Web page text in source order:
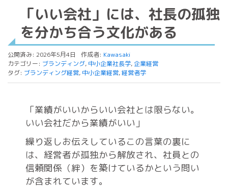
「いい会社」には、社長の孤独
を分かち合う文化がある
公開済み: 2026年5月4日 作成者: Kawasaki
カテゴリー: ブランディング, 中小企業社長学,企業経営
タグ: ブランディング経営, 中小企業経営,経営者学
「業績がいいからいい会社とは限らない。
いい会社だから業績がいい」
繰り返しお伝えしているこの言葉の裏に
は、経営者が孤独から解放され、社員との
信頼関係（絆）を築けているかという問い
が含まれています。